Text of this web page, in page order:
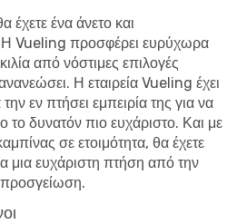
έχετε ένα άνετο και
Η Vueling προσφέρει ευρύχωρα
από νόστιμες επιλογές
Η εταιρεία Vueling έχει
εν πτήσει εμπειρία της για να
το δυνατόν πιο ευχάριστο. Και με
σε ετοιμότητα, θα έχετε
μια ευχάριστη πτήση από την